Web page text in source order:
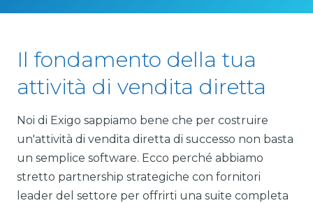
Il fondamento della tua
attività di vendita diretta
Noi di Exigo sappiamo bene che per costruire
un'attività di vendita diretta di successo non basta
un semplice software. Ecco perché abbiamo
stretto partnership strategiche con fornitori
leader del settore per offrirti una suite completa